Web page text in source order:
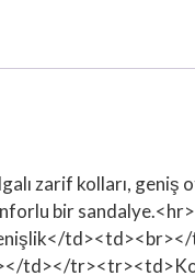
zarif kolları, geniş
bir
td></